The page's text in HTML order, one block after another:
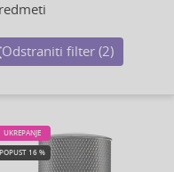
Odstraniti filter (2)
UKREPANJE
POPUST 16 %